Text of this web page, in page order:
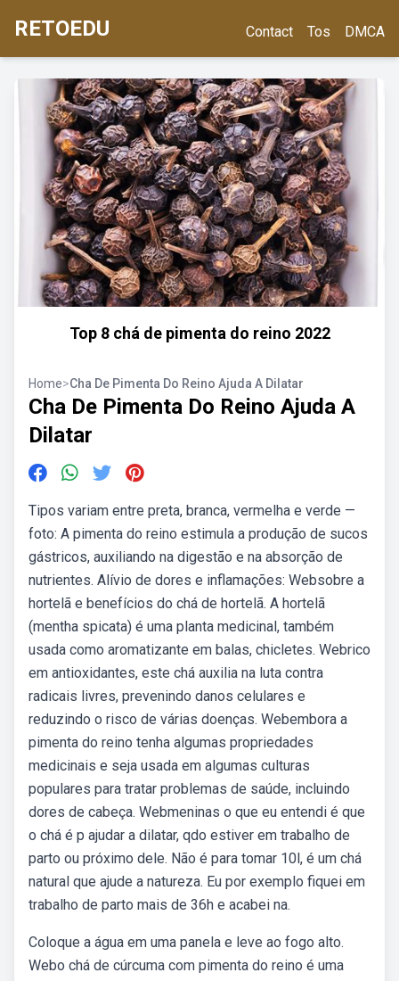
RETOEDU Contact Tos DMCA
Top 8 chá de pimenta do reino 2022
Home>Cha De Pimenta Do Reino Ajuda A Dilatar
Cha De Pimenta Do Reino Ajuda A
Dilatar
Tipos variam entre preta, branca, vermelha e verde —
foto: A pimenta do reino estimula a produção de sucos
gástricos, auxiliando na digestão e na absorção de
nutrientes. Alívio de dores e inflamações: Websobre a
hortelã e benefícios do chá de hortelã. A hortelã
(mentha spicata) é uma planta medicinal, também
usada como aromatizante em balas, chicletes. Webrico
em antioxidantes, este chá auxilia na luta contra
radicais livres, prevenindo danos celulares e
reduzindo o risco de várias doenças. Webembora a
pimenta do reino tenha algumas propriedades
medicinais e seja usada em algumas culturas
populares para tratar problemas de saúde, incluindo
dores de cabeça. Webmeninas o que eu entendi é que
o chá é p ajudar a dilatar, qdo estiver em trabalho de
parto ou próximo dele. Não é para tomar 10l, é um chá
natural que ajude a natureza. Eu por exemplo fiquei em
trabalho de parto mais de 36h e acabei na.
Coloque a água em uma panela e leve ao fogo alto.
Webo chá de cúrcuma com pimenta do reino é uma